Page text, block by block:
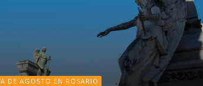
DE AGOSTO EN ROSARIO